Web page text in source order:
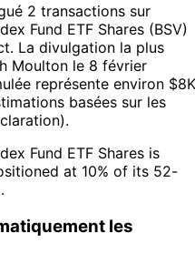
2 transactions sur
Fund ETF Shares (BSV)
La divulgation la plus
Moulton le 8 février
représente environ $8K
basées sur les
Fund ETF Shares is
at 10% of its 52-
les